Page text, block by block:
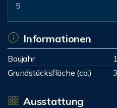
5
Informationen
Baujahr
Grundstücksfläche (ca.)
Ausstattung